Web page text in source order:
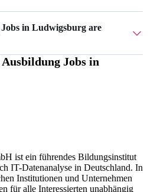
in Ludwigsburg are
Jobs in Ludwigsburg.
Ausbildung Jobs in
ist ein führendes Bildungsinstitut
IT-Datenanalyse in Deutschland. In
Institutionen und Unternehmen
für alle Interessierten unabhängig